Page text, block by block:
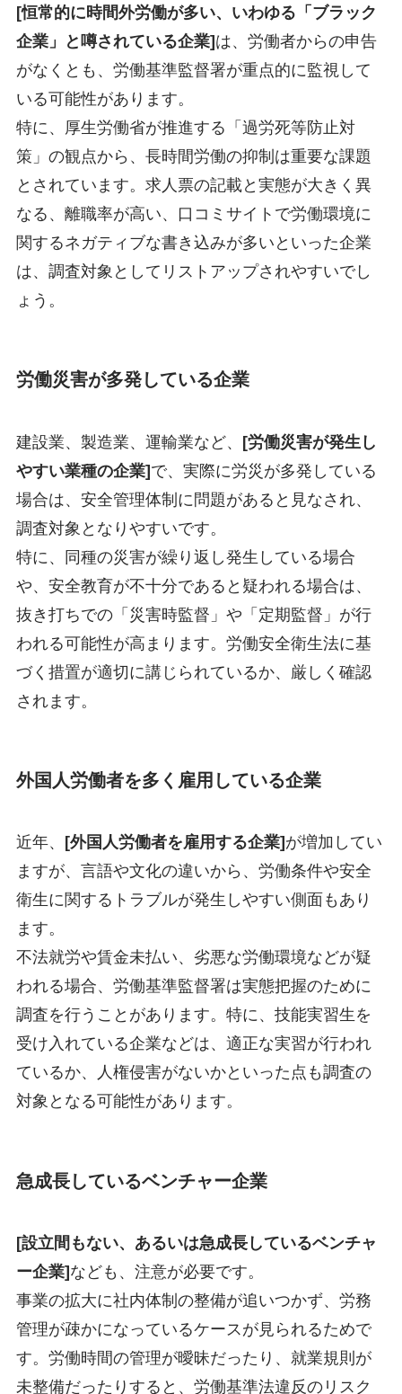
[恒常的に時間外労働が多い、いわゆる「ブラック
企業」と噂されている企業] は、労働者からの申告
がなくとも、労働基準監督署が重点的に監視して
いる可能性があります。
特に、厚生労働省が推進する「過労死等防止対
策」の観点から、長時間労働の抑制は重要な課題
とされています。求人票の記載と実態が大きく異
なる、離職率が高い、口コミサイトで労働環境に
関するネガティブな書き込みが多いといった企業
は、調査対象としてリストアップされやすいでし
ょう。
労働災害が多発している企業
建設業、製造業、運輸業など、 [労働災害が発生し
やすい業種の企業]で、実際に労災が多発している
場合は、安全管理体制に問題があると見なされ、
調査対象となりやすいです。
特に、同種の災害が繰り返し発生している場合
や、安全教育が不十分であると疑われる場合は、
抜き打ちでの「災害時監督」や「定期監督」が行
われる可能性が高まります。労働安全衛生法に基
づく措置が適切に講じられているか、厳しく確認
されます。
外国人労働者を多く雇用している企業
近年、 [外国人労働者を雇用する企業] が増加してい
ますが、言語や文化の違いから、労働条件や安全
衛生に関するトラブルが発生しやすい側面もあり
ます。
不法就労や賃金未払い、劣悪な労働環境などが疑
われる場合、労働基準監督署は実態把握のために
調査を行うことがあります。特に、技能実習生を
受け入れている企業などは、適正な実習が行われ
ているか、人権侵害がないかといった点も調査の
対象となる可能性があります。
急成長しているベンチャー企業
[設立間もない、あるいは急成長しているベンチャ
ー企業]なども、注意が必要です。
事業の拡大に社内体制の整備が追いつかず、労務
管理が疎かになっているケースが見られるためで
す。労働時間の管理が曖昧だったり、就業規則が
未整備だったりすると、労働基準法違反のリスク